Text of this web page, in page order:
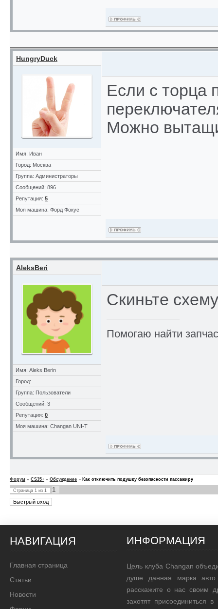
HungryDuck
Имя: Иван
Город: Москва
Группа: Администраторы
Сообщений: 896
Репутация: 5
Моя машина: Форд Фокус
Если с торца
Можно
AleksBeri
Имя: Aleks Berin
Город:
Группа: Пользователи
Сообщений: 3
Репутация: 0
Моя машина: Changan UNI-T
Скиньте
Помогаю найти
Форум » CS35+ » Обсуждение » Как отключить подушку безопасности пассажиру
Страница 1 из 1 1
НАВИГАЦИЯ
Главная страница
Статьи
Новости
ИНФОРМАЦИЯ
Цель клуба Changan
душе данная марка
расскажите о нас своим
захотят присоединиться